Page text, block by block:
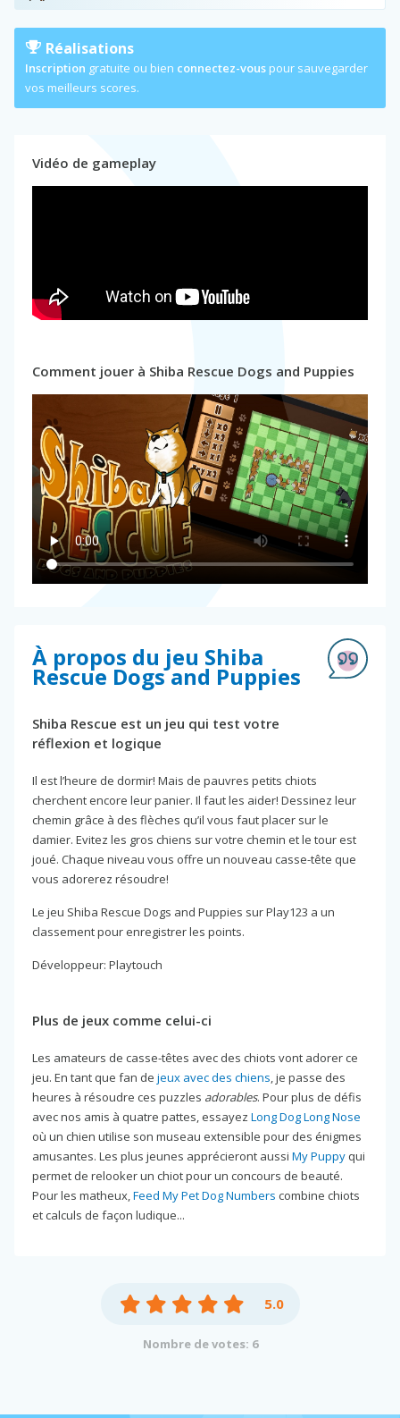
Réalisations
Inscription gratuite ou bien connectez-vous pour sauvegarder
vos meilleurs scores.
Vidéo de gameplay
Comment jouer à Shiba Rescue Dogs and Puppies
À propos du jeu Shiba
Rescue Dogs and Puppies
Shiba Rescue est un jeu qui test votre
réflexion et logique
Il est l’heure de dormir! Mais de pauvres petits chiots
cherchent encore leur panier. Il faut les aider! Dessinez leur
chemin grâce à des flèches qu’il vous faut placer sur le
damier. Evitez les gros chiens sur votre chemin et le tour est
joué. Chaque niveau vous offre un nouveau casse-tête que
vous adorerez résoudre!
Le jeu Shiba Rescue Dogs and Puppies sur Play123 a un
classement pour enregistrer les points.
Développeur: Playtouch
Plus de jeux comme celui-ci
Les amateurs de casse-têtes avec des chiots vont adorer ce
jeu. En tant que fan de jeux avec des chiens, je passe des
heures à résoudre ces puzzles adorables. Pour plus de défis
avec nos amis à quatre pattes, essayez Long Dog Long Nose
où un chien utilise son museau extensible pour des énigmes
amusantes. Les plus jeunes apprécieront aussi My Puppy qui
permet de relooker un chiot pour un concours de beauté.
Pour les matheux,Feed My Pet Dog Numbers combine chiots
et calculs de façon ludique...
5.0
Nombre de votes: 6